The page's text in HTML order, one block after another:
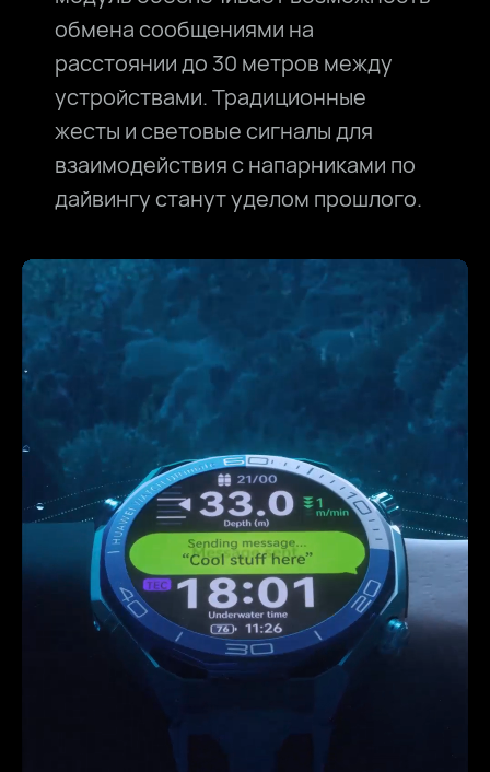
обмена сообщениями на
расстоянии до 30⁠ метров между
устройствами. Традиционные
жесты и световые сигналы для
взаимодействия с напарниками по
дайвингу станут уделом прошлого.